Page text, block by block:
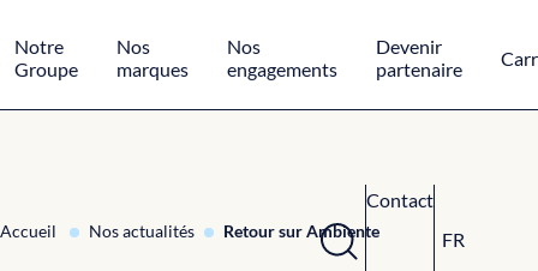
Notre
Groupe
Nos
marques
Nos
engagements
Devenir
partenaire
Contact
FR
Accueil Nos actualités Retour sur Ambiente